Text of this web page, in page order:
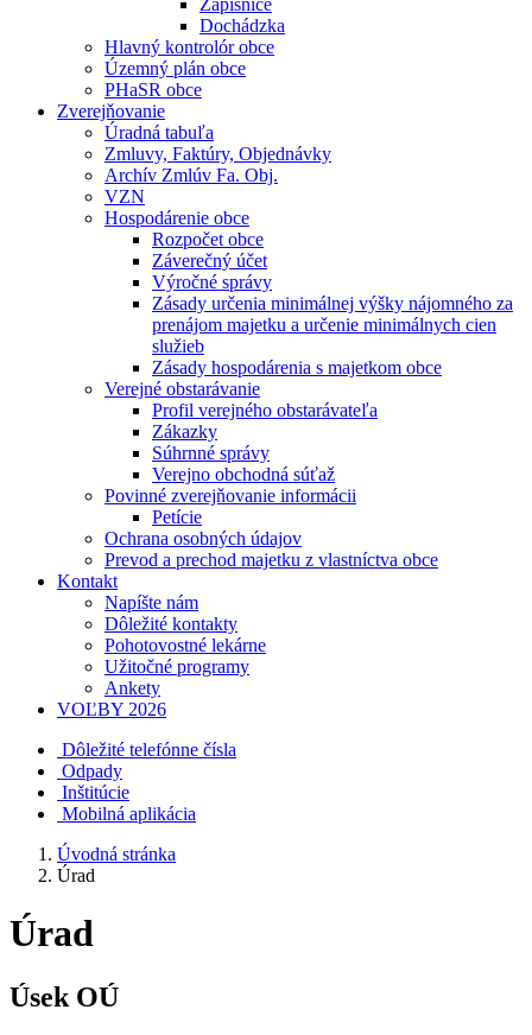
Zápisnice
Dochádzka
Hlavný kontrolór obce
Územný plán obce
PHaSR obce
Zverejňovanie
Úradná tabuľa
Zmluvy, Faktúry, Objednávky
Archív Zmlúv Fa. Obj.
VZN
Hospodárenie obce
Rozpočet obce
Záverečný účet
Výročné správy
Zásady určenia minimálnej výšky nájomného za
prenájom majetku a určenie minimálnych cien
služieb
Zásady hospodárenia s majetkom obce
Verejné obstarávanie
Profil verejného obstarávateľa
Zákazky
Súhrnné správy
Verejno obchodná súťaž
Povinné zverejňovanie informácii
Petície
Ochrana osobných údajov
Prevod a prechod majetku z vlastníctva obce
Kontakt
Napíšte nám
Dôležité kontakty
Pohotovostné lekárne
Užitočné programy
Ankety
VOĽBY 2026
Dôležité telefónne čísla
Odpady
Inštitúcie
Mobilná aplikácia
Úvodná stránka
Úrad
Úrad
Úsek OÚ